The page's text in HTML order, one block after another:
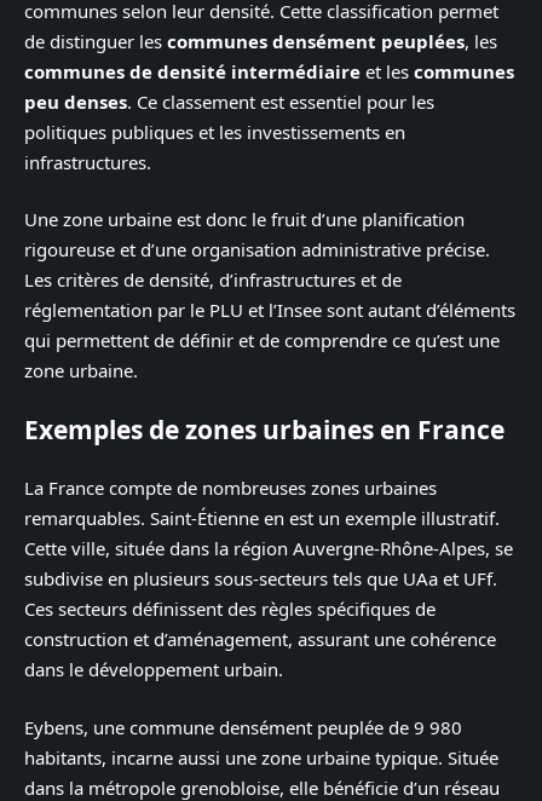
communes selon leur densité. Cette classification permet
de distinguer les communes densément peuplées, les
communes de densité intermédiaire et les communes
peu denses. Ce classement est essentiel pour les
politiques publiques et les investissements en
infrastructures.
Une zone urbaine est donc le fruit d’une planification
rigoureuse et d’une organisation administrative précise.
Les critères de densité, d’infrastructures et de
réglementation par le PLU et l’Insee sont autant d’éléments
qui permettent de définir et de comprendre ce qu’est une
zone urbaine.
Exemples de zones urbaines en France
La France compte de nombreuses zones urbaines
remarquables. Saint-Étienne en est un exemple illustratif.
Cette ville, située dans la région Auvergne-Rhône-Alpes, se
subdivise en plusieurs sous-secteurs tels que UAa et UFf.
Ces secteurs définissent des règles spécifiques de
construction et d’aménagement, assurant une cohérence
dans le développement urbain.
Eybens, une commune densément peuplée de 9 980
habitants, incarne aussi une zone urbaine typique. Située
dans la métropole grenobloise, elle bénéficie d’un réseau